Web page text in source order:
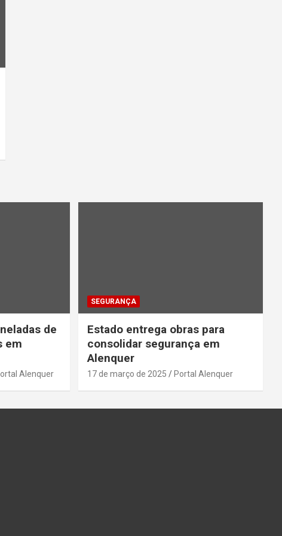
de
em
Alenquer
SEGURANÇA
Estado entrega obras para
consolidar segurança em
Alenquer
17 de março de 2025 Portal Alenquer